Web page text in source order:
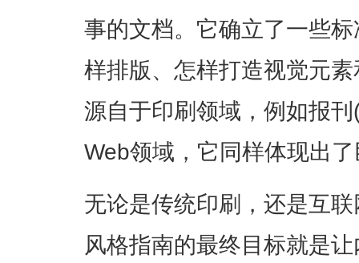
事的文档。它确立了一些
样排版、怎样打造视觉元
源自于印刷领域，例如报刊
Web领域，它同样体现出
无论是传统印刷，还是互
风格指南的最终目标就是